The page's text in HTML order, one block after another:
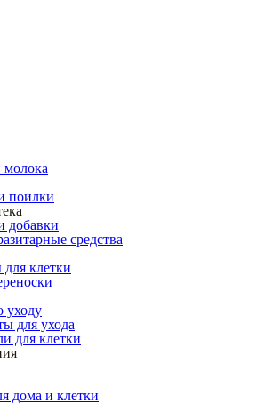
молока
поилки
добавки
средства
клетки
уходу
для ухода
для клетки
дома и клетки